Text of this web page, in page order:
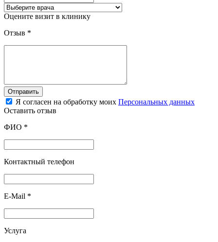
Оцените визит в клинику
Отзыв *
Отправить
Я согласен на обработку моих Персональных данных
Оставить отзыв
ФИО *
Контактный телефон
E-Mail *
Услуга